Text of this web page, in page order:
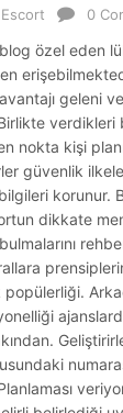
Escort 0
özel eden
geleni
verdikleri
nokta kişi
güvenlik
korunur.
dikkate
popülerliği.